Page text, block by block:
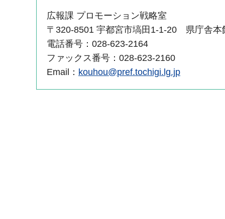
広報課 プロモーション戦略室
〒320-8501 宇都宮市塙田1-1-20 県庁舎本
電話番号：028-623-2164
ファックス番号：028-623-2160
Email： kouhou@pref.tochigi.lg.jp